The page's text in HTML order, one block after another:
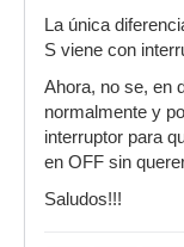
La única
S viene con
Ahora, no se, en
normalmente y
interruptor para
en OFF sin
Saludos!!!